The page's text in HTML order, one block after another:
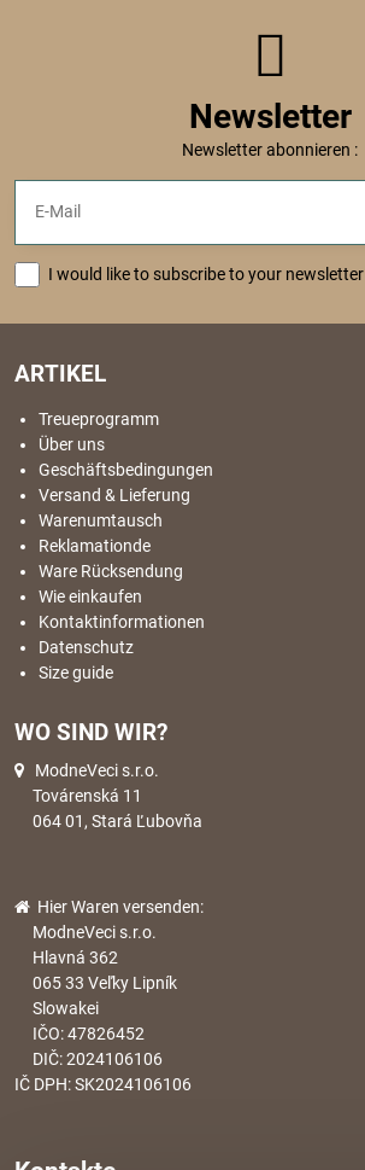
Newsletter
Newsletter abonnieren :
I would like to subscribe to your newsletter
ARTIKEL
Treueprogramm
Über uns
Geschäftsbedingungen
Versand & Lieferung
Warenumtausch
Reklamationde
Ware Rücksendung
Wie einkaufen
Kontaktinformationen
Datenschutz
Size guide
WO SIND WIR?
ModneVeci s.r.o.
Továrenská 11
064 01, Stará Ľubovňa
Hier Waren versenden:
ModneVeci s.r.o.
Hlavná 362
065 33 Veľky Lipník
Slowakei
IČO: 47826452
DIČ: 2024106106
IČ DPH: SK2024106106